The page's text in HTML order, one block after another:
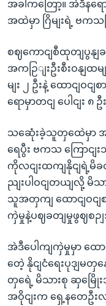
အခါကတြော့။ အဲဒီနရ
အထဲမှာ ဂြိမျးရဲ့ ဗကသ
စဈကောငျစီထုတျပွနျ
အကဉြျးဦးစီးဝနျထမ
မျး ၂ ဦးနဲ့ ထောငျဝ
ရောမှာတငျ ပေါငျး
သဆေုံးခဲ့သူတှထေဲမှာ အက
ရေပွီး ဗကသ ကြောငျး
ကိုလငျးထကျနိုငျရဲ့မိ
ညျးပါဝငျတယျလို့ မိသ
သူအတှကျ ထောငျဝငျစာ
ကှဲမှုနဲ့ပဈခတျမှုဖွဈစဉ
အဲဒီပေါကျကှဲမှုမှာ ထေ
တေဲ့ နိုငျငံရေးပုဒျမတှ
တှရေဲ့ မိသားစု ဆှမြေိုး
အဝိုငျးက ရှေ့နတေဦ